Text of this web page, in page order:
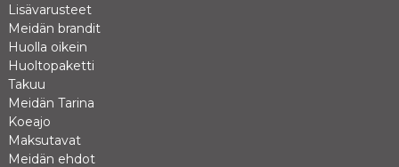
Lisävarusteet
Meidän brandit
Huolla oikein
Huoltopaketti
Takuu
Meidän Tarina
Koeajo
Maksutavat
Meidän ehdot